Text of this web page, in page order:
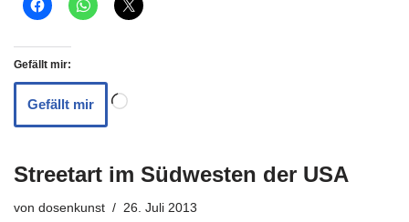
Gefällt mir:
Gefällt mir
Streetart im Südwesten der USA
von dosenkunst 26. Juli 2013